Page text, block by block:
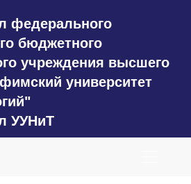
федерального
бюджетного
учреждения высшего
университет
УУНиТ